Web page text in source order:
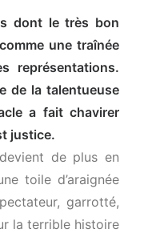
dont le très bon
une traînée
représentations.
de la talentueuse
a fait chavirer
justice.
de plus en
toile d’araignée
garrotté,
la terrible histoire